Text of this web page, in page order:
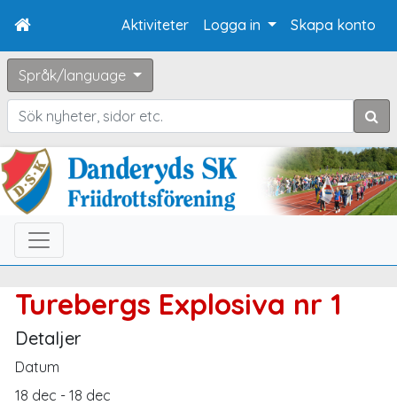
Aktiviteter Logga in Skapa konto
Språk/language
Sök
Turebergs Explosiva nr 1
Detaljer
Datum
18 dec - 18 dec